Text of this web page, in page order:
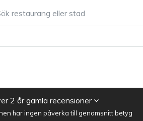
2 år gamla recensioner
har ingen påverka till genomsnitt betyg